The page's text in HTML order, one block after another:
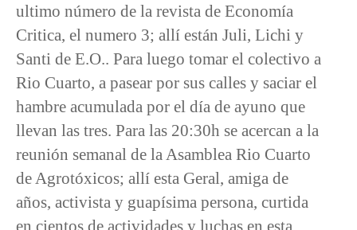
ultimo número de la revista de Economía
Critica, el numero 3; allí están Juli, Lichi y
Santi de E.O.. Para luego tomar el colectivo a
Rio Cuarto, a pasear por sus calles y saciar el
hambre acumulada por el día de ayuno que
llevan las tres. Para las 20:30h se acercan a la
reunión semanal de la Asamblea Rio Cuarto
de Agrotóxicos; allí esta Geral, amiga de
años, activista y guapísima persona, curtida
en cientos de actividades y luchas en esta